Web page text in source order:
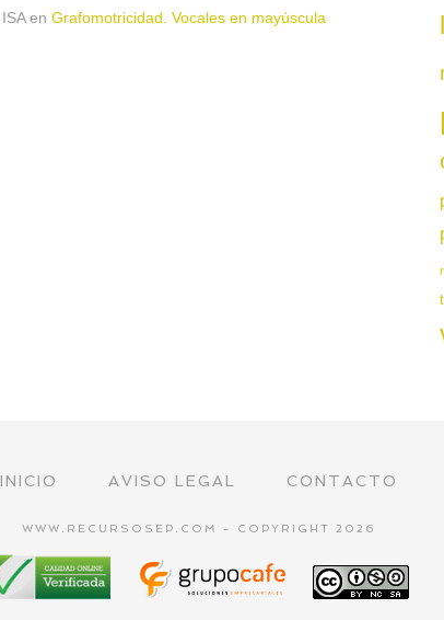
ISAen Grafomotricidad. Vocales en mayúscula
INICIO AVISO LEGAL CONTACTO
WWW.RECURSOSEP.COM - COPYRIGHT 2026